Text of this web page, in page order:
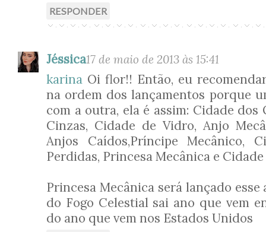
RESPONDER
Jéssica17 de maio de 2013 às 15:41
karina Oi flor!! Então, eu
na ordem dos lançamentos porque
com a outra, ela é assim: Cidade dos
Cinzas, Cidade de Vidro, Anjo
Anjos Caídos,Príncipe Mecânico,
Perdidas, Princesa Mecânica e
Princesa Mecânica será lançado
do Fogo Celestial sai ano que vem
do ano que vem nos Estados Unidos